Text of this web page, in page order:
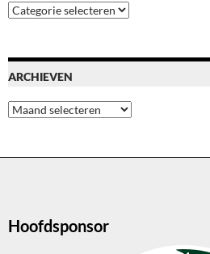
Blog
categoriën
ARCHIEVEN
Archieven
Hoofdsponsor